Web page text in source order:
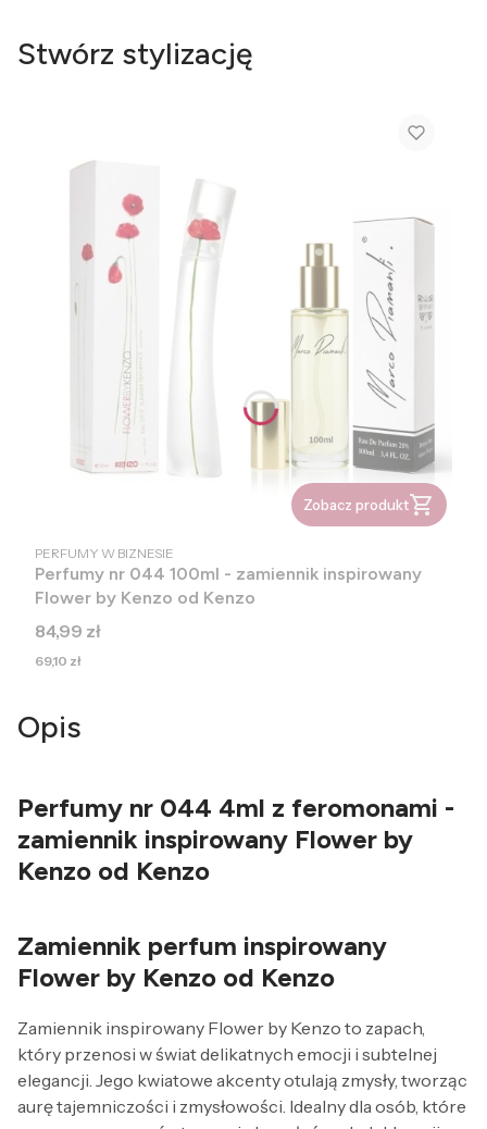
Stwórz stylizację
Zobacz produkt
PRODUCENT
PERFUMY W BIZNESIE
Perfumy nr 044 100ml - zamiennik inspirowany
Flower by Kenzo od Kenzo
Cena
84,99 zł
Cena
69,10 zł
Opis
Perfumy nr 044 4ml z feromonami -
zamiennik inspirowany Flower by
Kenzo od Kenzo
Zamiennik perfum inspirowany
Flower by Kenzo od Kenzo
Zamiennik inspirowany Flower by Kenzo to zapach,
który przenosi w świat delikatnych emocji i subtelnej
elegancji. Jego kwiatowe akcenty otulają zmysły, tworząc
aurę tajemniczości i zmysłowości. Idealny dla osób, które